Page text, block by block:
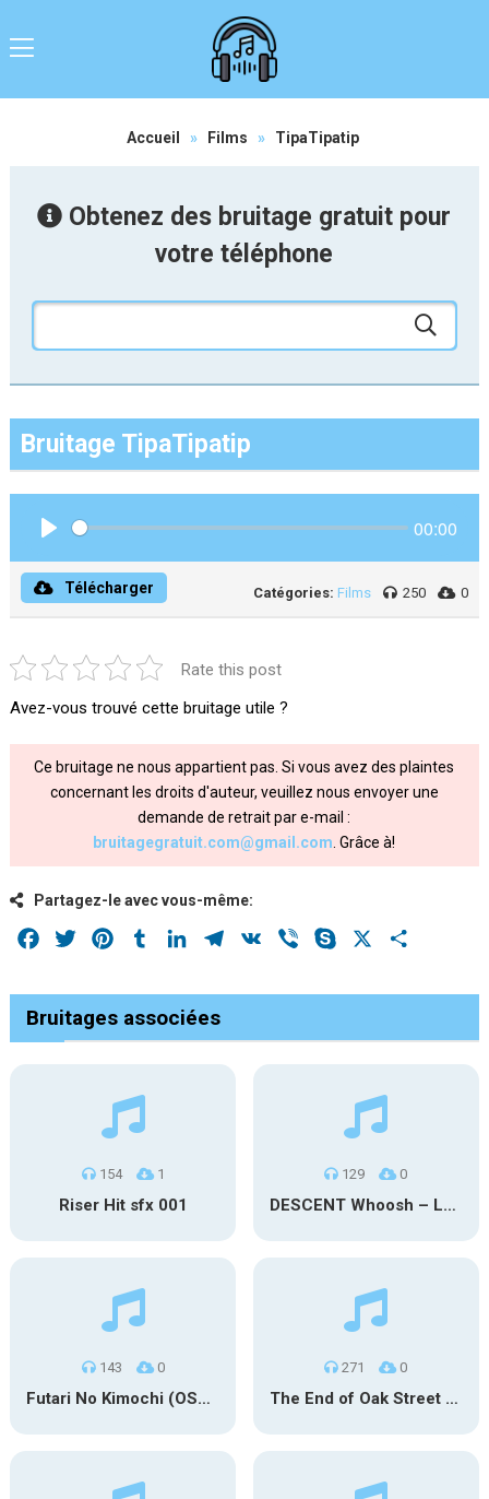
Accueil » Films » TipaTipatip
Obtenez des bruitage gratuit pour
votre téléphone
Bruitage TipaTipatip
00:00
Télécharger Catégories: Films 250 0
Rate this post
Avez-vous trouvé cette bruitage utile ?
Ce bruitage ne nous appartient pas. Si vous avez des plaintes
concernant les droits d'auteur, veuillez nous envoyer une
demande de retrait par e-mail :
bruitagegratuit.com@gmail.com . Grâce à!
Partagez-le avec vous-même:
Facebook
Twitter PinterestTumblrLinkedInTelegram
VK Viber Skype
Bruitages associées
154 1
Riser Hit sfx 001
129 0
DESCENT Whoosh – Long
143 0
Futari No Kimochi (OST Inuyasha)
271 0
The End of Oak Street Trailer